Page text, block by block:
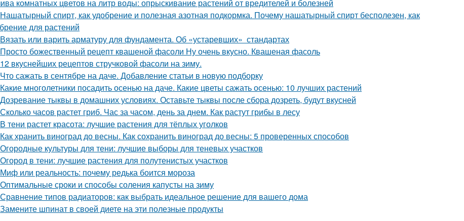
комнатных цветов на литр воды: опрыскивание растений от вредителей и болезней
Нашатырный спирт, как удобрение и полезная азотная подкормка. Почему нашатырный спирт бесполезен, как
для растений
Вязать или варить арматуру для фундамента. Об «устаревших» стандартах
Просто божественный рецепт квашеной фасоли Ну очень вкусно. Квашеная фасоль
12 вкуснейших рецептов стручковой фасоли на зиму.
Что сажать в сентябре на даче. Добавление статьи в новую подборку
Какие многолетники посадить осенью на даче. Какие цветы сажать осенью: 10 лучших растений
Дозревание тыквы в домашних условиях. Оставьте тыквы после сбора дозреть, будут вкусней
Сколько часов растет гриб. Час за часом, день за днем. Как растут грибы в лесу
В тени растет красота: лучшие растения для тёплых уголков
Как хранить виноград до весны. Как сохранить виноград до весны: 5 проверенных способов
Огородные культуры для тени: лучшие выборы для теневых участков
Огород в тени: лучшие растения для полутенистых участков
Миф или реальность: почему редька боится мороза
Оптимальные сроки и способы соления капусты на зиму
Сравнение типов радиаторов: как выбрать идеальное решение для вашего дома
Замените шпинат в своей диете на эти полезные продукты